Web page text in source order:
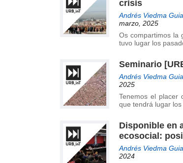
nuestras
ciudades
retos
urbanos
del Grupo
de
Arquitectura,
Urbanismo
crisis
Andrés Viedma
marzo, 2025
Os compartimos la
tuvo lugar los
Seminario
Andrés Viedma
2025
Tenemos el placer
que tendrá lugar
Disponible en
ecosocial:
Andrés Viedma
2024